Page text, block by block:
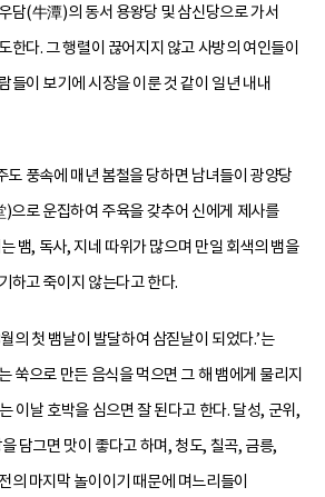
담(牛潭)의 동서 용왕당 및 삼신당으로 가서
한다. 그 행렬이 끊어지지 않고 사방의 여인들이
들이 보기에 시장을 이룬 것 같이 일년 내내
도 풍속에 매년 봄철을 당하면 남녀들이 광양당
로 운집하여 주육을 갖추어 신에게 제사를
뱀, 독사, 지네 따위가 많으며 만일 회색의 뱀을
하고 죽이지 않는다고 한다.
의 첫 뱀날이 발달하여 삼짇날이 되었다.’는
쑥으로 만든 음식을 먹으면 그 해 뱀에게 물리지
이날 호박을 심으면 잘 된다고 한다. 달성, 군위,
담그면 맛이 좋다고 하며, 청도, 칠곡, 금릉,
의 마지막 놀이이기 때문에 며느리들이